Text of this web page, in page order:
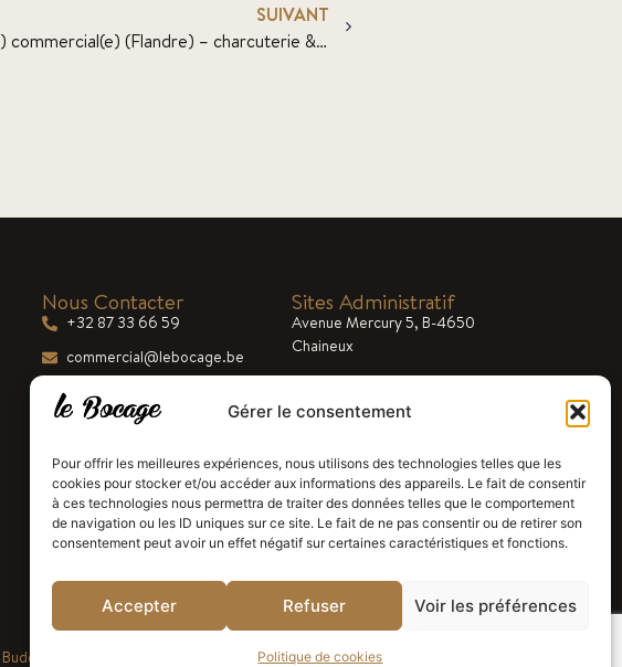
Gérer le consentement
Pour offrir les meilleures expériences, nous utilisons des technologies telles que les
cookies pour stocker et/ou accéder aux informations des appareils. Le fait de consentir
à ces technologies nous permettra de traiter des données telles que le comportement
de navigation ou les ID uniques sur ce site. Le fait de ne pas consentir ou de retirer son
consentement peut avoir un effet négatif sur certaines caractéristiques et fonctions.
Accepter Refuser Voir les préférences
Politique de cookies
SUIVANT
Représentant(e) commercial(e) (Flandre) – charcuterie & plats prépares
Nous Contacter
+32 87 33 66 59
commercial@lebocage.be
Lun-Ven 8h00 - 17h00
Sites Administratif
Avenue Mercury 5, B-4650
Chaineux
Budddies